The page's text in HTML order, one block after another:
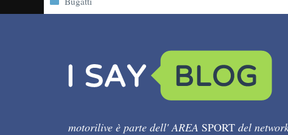
motorilive è parte dell' AREA SPORT del